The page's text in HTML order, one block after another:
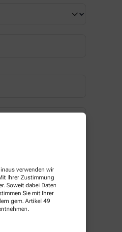
verwenden wir
Ihrer Zustimmung
Soweit dabei Daten
Sie mit Ihrer
gem. Artikel 49